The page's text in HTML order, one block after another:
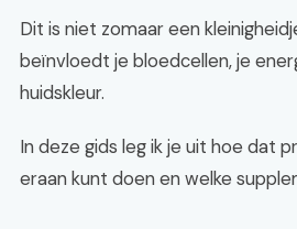
Dit is niet zomaar een
beïnvloedt je bloedcellen, je
huidskleur.
In deze gids leg ik je uit hoe dat
eraan kunt doen en welke